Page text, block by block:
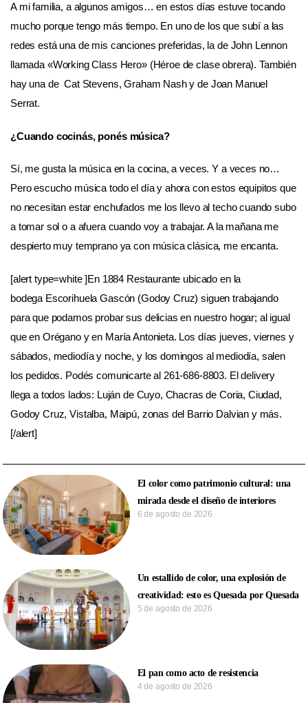
A mi familia, a algunos amigos… en estos días estuve tocando
mucho porque tengo más tiempo. En uno de los que subí a las
redes está una de mis canciones preferidas, la de John Lennon
llamada «WorkingClass Hero» (Héroedeclaseobrera). También
hay una deCat Stevens, Graham Nashy de Joan Manuel
Serrat.
¿Cuando cocinás, ponés música?
Sí, me gusta la música en la cocina, a veces. Y a veces no…
Pero escucho música todo el día y ahora con estos equipitos que
no necesitan estar enchufados me los llevo al techo cuando subo
a tomar sol o a afuera cuando voy a trabajar. A la mañana me
despierto muy temprano ya con música clásica, me encanta.
[alert type=white ]En 1884 Restaurante ubicado en la
bodega Escorihuela Gascón (Godoy Cruz) siguen trabajando
para que podamos probar sus delicias en nuestro hogar; al igual
que en Orégano y en María Antonieta. Los días jueves, viernes y
sábados, mediodía y noche, y los domingos al mediodía, salen
los pedidos. Podés comunicarte al 261-686-8803. El delivery
llega a todos lados: Luján de Cuyo, Chacras de Coria, Ciudad,
Godoy Cruz, Vistalba, Maipú, zonas del Barrio Dalvian y más.
[/alert]
El color como patrimonio cultural: una
mirada desde el diseño de interiores
6 de agosto de 2026
Un estallido de color, una explosión de
creatividad: esto es Quesada por Quesada
5 de agosto de 2026
El pan como acto de resistencia
4 de agosto de 2026